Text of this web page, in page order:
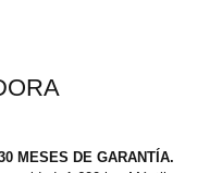
MESES DE GARANTÍA.